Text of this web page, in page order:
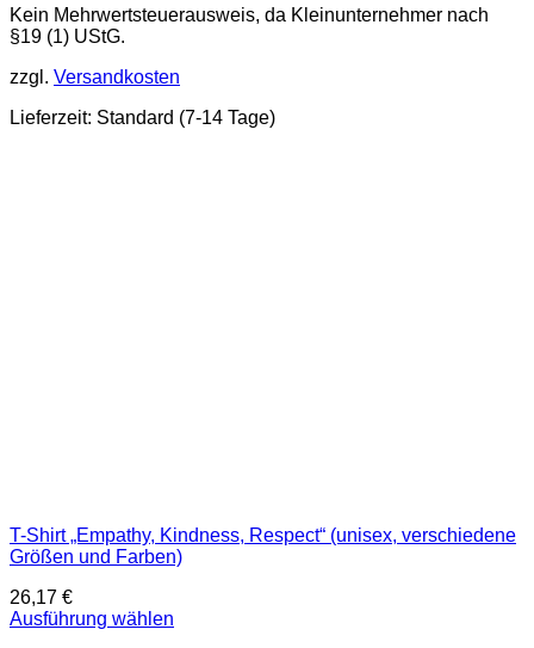
Kein Mehrwertsteuerausweis, da Kleinunternehmer nach
§19 (1) UStG.
zzgl. Versandkosten
Lieferzeit: Standard (7-14 Tage)
T-Shirt „Empathy, Kindness, Respect“ (unisex, verschiedene
Größen und Farben)
26,17 €
Ausführung wählen